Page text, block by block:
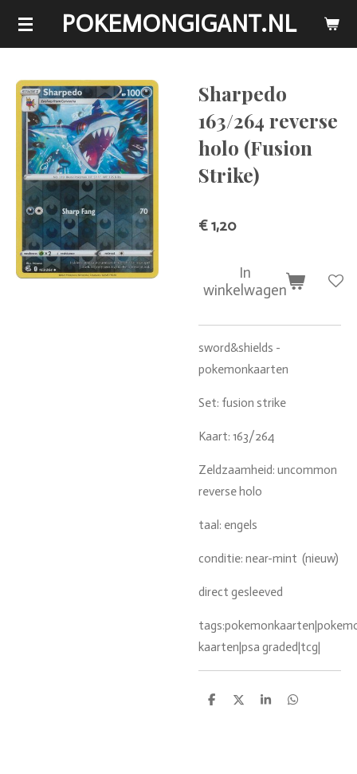
Ga
de
hoofdinhoud
POKEMONGIGANT.NL
Sharpedo
163/264 reverse
holo (Fusion
Strike)
€ 1,20
In
winkelwagen
sword&shields -
pokemonkaarten
Set: fusion strike
Kaart: 163/264
Zeldzaamheid: uncommon
reverse holo
taal: engels
conditie: near-mint (nieuw)
direct gesleeved
kaarten|psa graded|tcg|
D
D
S
D